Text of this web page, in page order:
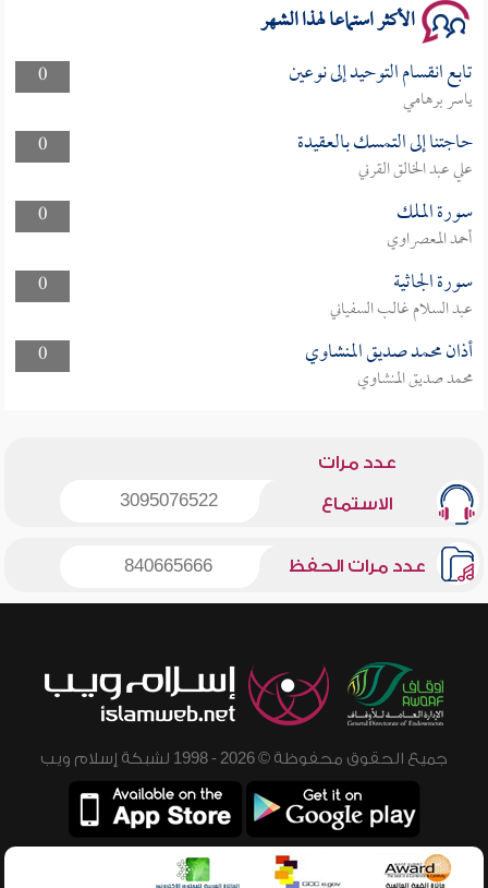
الأكثر استماعا لهذا الشهر
0 تابع انقسام التوحيد إلى نوعين
ياسر برهامي
0
حاجتنا إلى التمسك بالعقيدة
علي عبد الخالق القرني
0
سورة الملك
أحمد المعصراوي
0
سورة الجاثية
عبد السلام غالب السفياني
0
أذان محمد صديق المنشاوي
محمد صديق المنشاوي
عدد مرات
الاستماع 3095076522
عدد مرات الحفظ 840665666
جميع الحقوق محفوظة © 2026 - 1998 لشبكة إسلام ويب